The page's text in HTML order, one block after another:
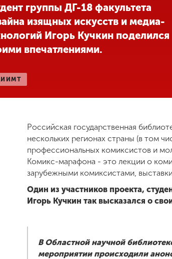
группы ДГ-18 факультета
изящных искусств и медиа-
Игорь Кучкин поделился
впечатлениями.
Российская государственная
нескольких регионах страны (в том
профессиональных комиксистов и
Комикс-марафона - это лекции о
зарубежными комиксистами,
Один из участников проекта,
Игорь Кучкин так высказался о
В Областной научной
мероприятии происходили